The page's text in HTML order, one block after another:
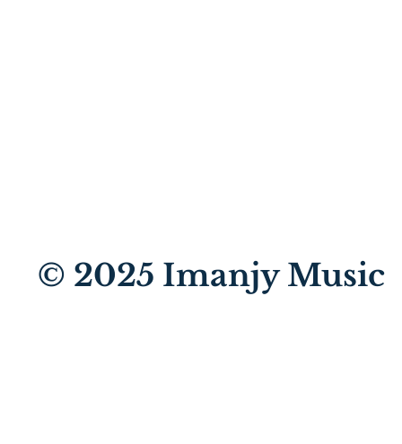
© 2025 Imanjy Music